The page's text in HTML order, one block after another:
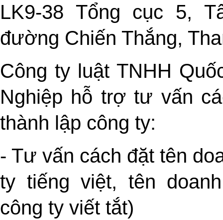
LK9-38 Tổng cục 5,
đường Chiến Thắng,
Công ty luật TNHH
Nghiệp hỗ trợ tư vấn
thành lập công ty:
- Tư vấn cách đặt tên
ty tiếng việt, tên
công ty viết tắt)